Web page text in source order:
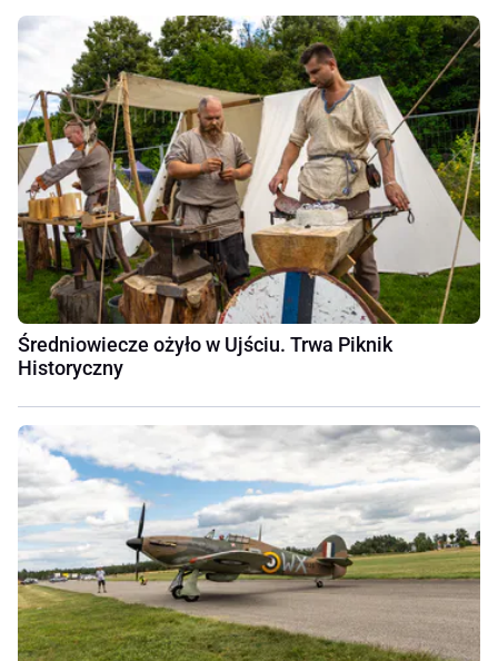
Średniowiecze ożyło w Ujściu. Trwa Piknik
Historyczny